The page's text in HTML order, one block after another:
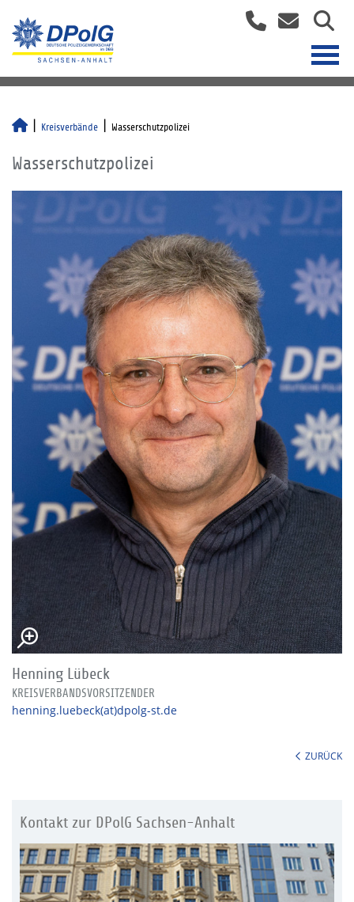
Kreisverbände Wasserschutzpolizei
Wasserschutzpolizei
Henning Lübeck
KREISVERBANDSVORSITZENDER
henning.luebeck(at)dpolg-st.de
ZURÜCK
Kontakt zur DPolG Sachsen-Anhalt